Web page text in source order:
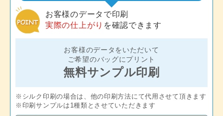
お客様のデータで印刷
実際の仕上がり を確認できます
お客様のデータをいただいて
ご希望のバッグにプリント
無料サンプル印刷
※シルク印刷の場合は、他の印刷方法にて代用させて頂きます
※印刷サンプルは1種類とさせていただきます